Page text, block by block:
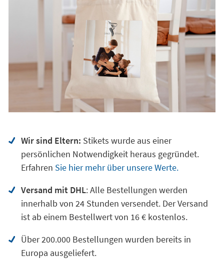
Wir sind Eltern: Stikets wurde aus einer
persönlichen Notwendigkeit heraus gegründet.
Erfahren Sie hier mehr über unsere Werte.
Versand mit DHL: Alle Bestellungen werden
innerhalb von 24 Stunden versendet. Der Versand
ist ab einem Bestellwert von 16 € kostenlos.
Über 200.000 Bestellungen wurden bereits in
Europa ausgeliefert.